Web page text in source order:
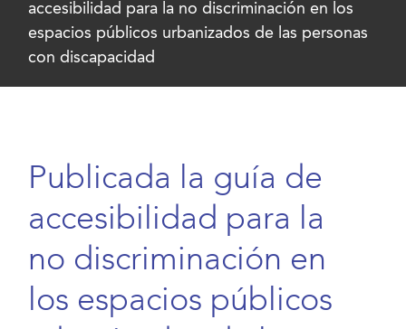
accesibilidad para la no discriminación en los
espacios públicos urbanizados de las personas
con discapacidad
Publicada la guía de
accesibilidad para la
no discriminación en
los espacios públicos